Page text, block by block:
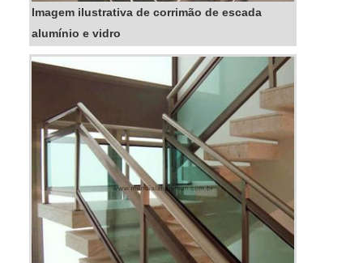
Imagem ilustrativa de corrimão de escada
alumínio e vidro